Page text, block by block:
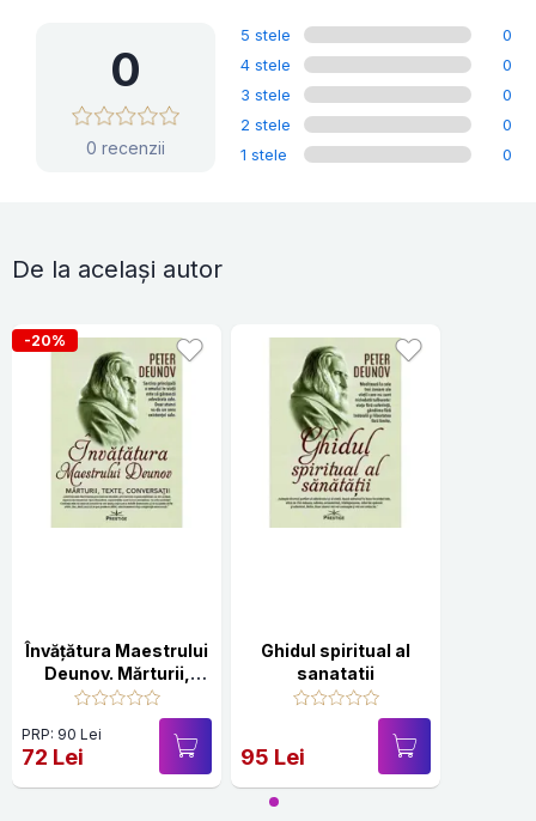
0
0 recenzii
5 stele
0
4 stele
0
3 stele
0
2 stele
0
1 stele
0
De la același autor
-20%
Învățătura Maestrului
Deunov. Mărturii,
texte, conversații
PRP: 90 Lei
72 Lei
Ghidul spiritual al
sanatatii
95 Lei